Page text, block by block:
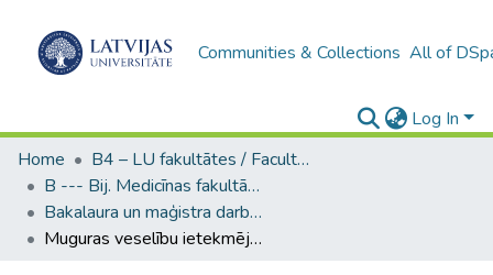
Communities & Collections All of
Log In
Home
B4 – LU fakultātes / Faculties of the UL
B --- Bij. Medicīnas fakultātes studentu noslēguma darbi / Faculty of Medicine - Graduate works
Bakalaura un maģistra darbi (MF) / Bachelor's and Master's theses
Muguras veselību ietekmējošie faktori stacionārā strādājošu māsu praksē